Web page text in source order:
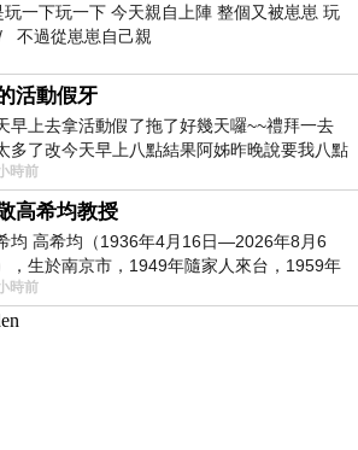
一下玩一下 今天親自上陣 整個又被崽崽 玩
不過從崽崽自己親
活動假牙
早上去拿活動假了拖了好幾天囉~~禮拜一去
多了改今天早上八點結果阿姊昨晚說要我八點
螺農會~回到莿桐都8點半多了
時前
高希均教授
均 高希均（1936年4月16日—2026年8月6
，生於南京市，1949年隨家人來台，1959年
深造並取得經濟發展博士學位。曾任
時前